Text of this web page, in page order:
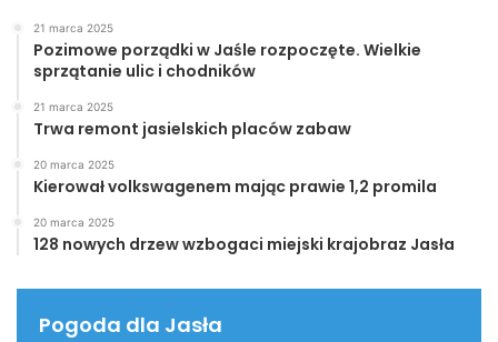
21 marca 2025
Pozimowe porządki w Jaśle rozpoczęte. Wielkie
sprzątanie ulic i chodników
21 marca 2025
Trwa remont jasielskich placów zabaw
20 marca 2025
Kierował volkswagenem mając prawie 1,2 promila
20 marca 2025
128 nowych drzew wzbogaci miejski krajobraz Jasła
Pogoda dla Jasła